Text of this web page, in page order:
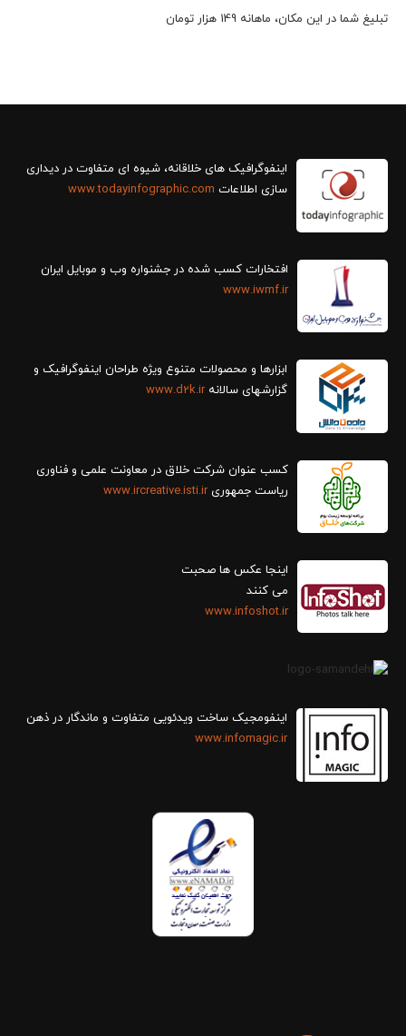
تبلیغ شما در این مکان، ماهانه 149 هزار تومان
سازی اطلاعات www.todayinfographic.com
افتخارات کسب شده در جشنواره وب و موبایل ایران
www.iwmf.ir
ابزارها و محصولات متنوع ویژه طراحان اینفوگرافیک و
گزارش‎های سالانه
www.d2k.ir
کسب عنوان شرکت خلاق در معاونت علمی و فناوری
ریاست جمهوریwww.ircreative.isti.ir
اینجا عکس ها صحبت
می کنند
www.infoshot.ir
اینفومجیک ساخت ویدئویی متفاوت و ماندگار در ذهن
www.infomagic.ir